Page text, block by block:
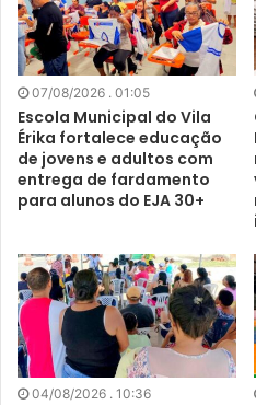
07/08/2026 . 01:05
Escola Municipal do Vila
Érika fortalece educação
de jovens e adultos com
entrega de fardamento
para alunos do EJA 30+
04/08/2026 . 10:36